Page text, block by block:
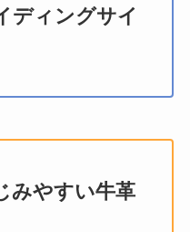
ディングサイ
みやすい牛革